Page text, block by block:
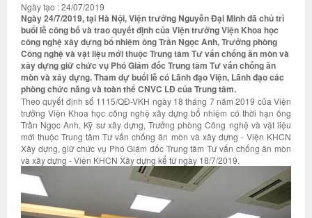
Ngày tạo : 24/07/2019
Ngày 24/7/2019, tại Hà Nội, Viện trưởng Nguyễn Đại Minh đã chủ trì
buổi lễ công bố và trao quyết định của Viện trưởng Viện Khoa học
công nghệ xây dựng bổ nhiệm ông Trần Ngọc Anh, Trưởng phòng
Công nghệ và vật liệu mới thuộc Trung tâm Tư vấn chống ăn mòn và
xây dựng giữ chức vụ Phó Giám đốc Trung tâm Tư vấn chống ăn
mòn và xây dựng. Tham dự buổi lễ có Lãnh đạo Viện, Lãnh đạo các
phòng chức năng và toàn thể CNVC LĐ của Trung tâm.
Theo quyết định số 1115/QĐ-VKH ngày 18 tháng 7 năm 2019 của Viện
trưởng Viện Khoa học công nghệ xây dựng bổ nhiệm có thời hạn ông
Trần Ngọc Anh, Kỹ sư xây dựng, Trưởng phòng Công nghệ và vật liệu
mới thuộc Trung tâm Tư vấn chống ăn mòn và xây dựng - Viện KHCN
Xây dựng, giữ chức vụ Phó Giám đốc Trung tâm Tư vấn chống ăn mòn
và xây dựng - Viện KHCN Xây dựng kể từ ngày 18/7/2019.